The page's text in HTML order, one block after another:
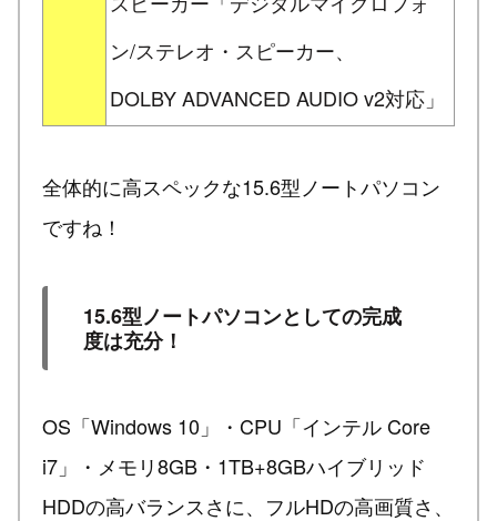
ン/ステレオ・スピーカー、
DOLBY ADVANCED AUDIO v2対応」
全体的に高スペックな15.6型ノートパソコン
ですね！
15.6型ノートパソコンとしての完成
度は充分！
OS「Windows 10」・CPU「インテル Core
i7」・メモリ8GB・1TB+8GBハイブリッド
HDDの高バランスさに、フルHDの高画質さ、